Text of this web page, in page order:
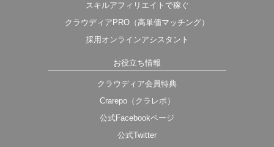
スキルアフィリエイトで稼ぐ
クラウディアPRO（高単価マッチング）
採用オンラインアシスタント
お役立ち情報
クラウディア会員特典
Crarepo（クラレポ）
公式Facebookページ
公式Twitter